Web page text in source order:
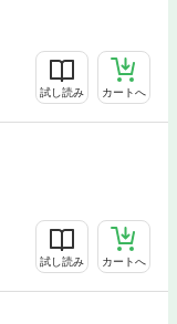
試し読み カートへ
試し読み カートへ